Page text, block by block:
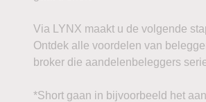
Via LYNX maakt u de volgende
Ontdek alle voordelen van
broker die aandelenbeleggers
*Short gaan in bijvoorbeeld het